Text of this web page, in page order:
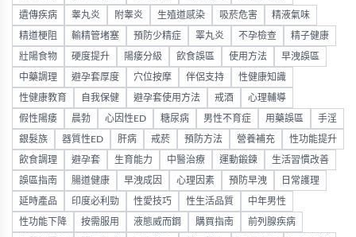
遺傳疾病 睾丸炎 附睾炎 生殖道感染 吸菸危害 精液氣味
精道梗阻 輸精管堵塞 預防少精症 睪丸炎 不孕檢查 精子健康
壯陽食物 硬度提升 陽痿分級 飲食誤區 使用方法 早洩誤區
中藥調理 避孕套厚度 穴位按摩 伴侶支持 性健康知識
性健康教育 自我保健 避孕套使用方法 戒酒 心理輔導
假性陽痿 晨勃 心因性ED 糖尿病 男性不育症 用藥誤區 手淫
銀髮族 器質性ED 肝病 戒菸 預防方法 營養補充 性功能提升
飲食調理 避孕套 生育能力 中醫治療 運動鍛鍊 生活習慣改善
誤區指南 腸道健康 早洩成因 心理因素 預防早洩 日常護理
延時產品 印度必利勁 性愛技巧 性生活品質 中年男性
性功能下降 按需服用 液態威而鋼 購買指南 前列腺疾病